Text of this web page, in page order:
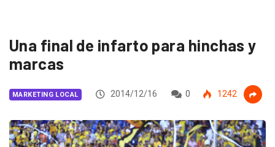
Una final de infarto para hinchas y
marcas
MARKETING LOCAL 2014/12/16 0 1242